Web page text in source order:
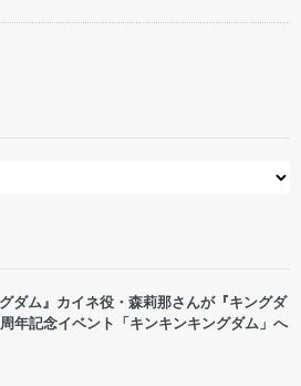
ダム』カイネ役・森莉那さんが『キングダ
年記念イベント「キンキンキングダム」へ